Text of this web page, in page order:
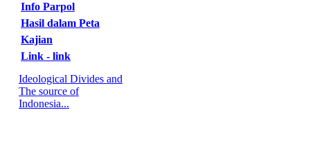
Info Parpol
Hasil dalam Peta
Kajian
Link - link
Ideological Divides and
The source of
Indonesia...